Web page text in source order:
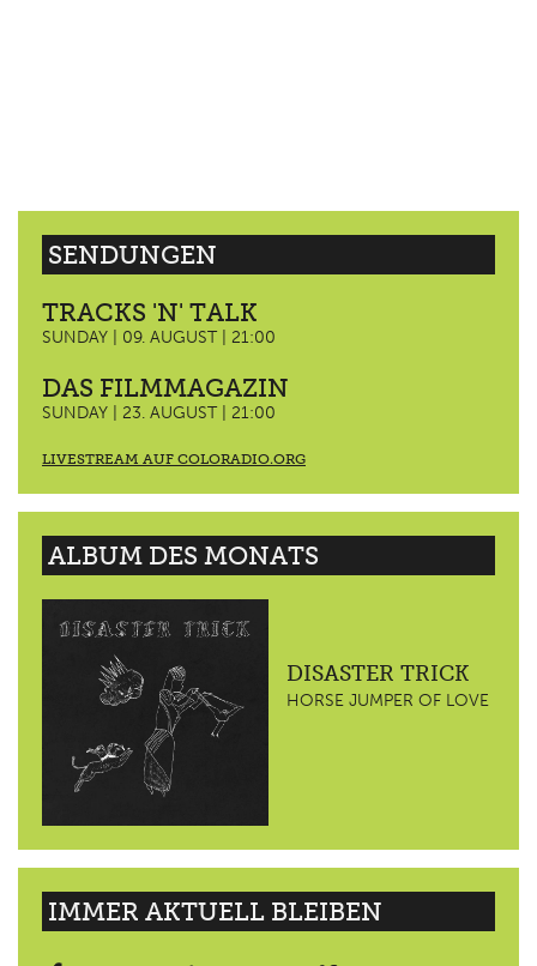
SENDUNGEN
TRACKS 'N' TALK
SUNDAY | 09. AUGUST | 21:00
DAS FILMMAGAZIN
SUNDAY | 23. AUGUST | 21:00
LIVESTREAM AUF COLORADIO.ORG
ALBUM DES MONATS
DISASTER TRICK
HORSE JUMPER OF LOVE
IMMER AKTUELL BLEIBEN